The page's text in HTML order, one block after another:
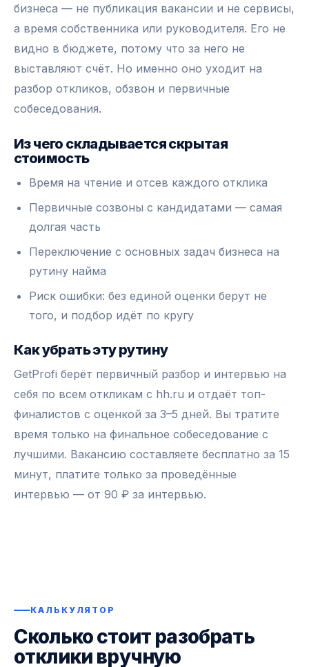
бизнеса — не публикация вакансии и не сервисы,
а время собственника или руководителя. Его не
видно в бюджете, потому что за него не
выставляют счёт. Но именно оно уходит на
разбор откликов, обзвон и первичные
собеседования.
Из чего складывается скрытая
стоимость
Время на чтение и отсев каждого отклика
Первичные созвоны с кандидатами — самая
долгая часть
Переключение с основных задач бизнеса на
рутину найма
Риск ошибки: без единой оценки берут не
того, и подбор идёт по кругу
Как убрать эту рутину
GetProfi берёт первичный разбор и интервью на
себя по всем откликам с hh.ru и отдаёт топ-
финалистов с оценкой за 3–5 дней. Вы тратите
время только на финальное собеседование с
лучшими. Вакансию составляете бесплатно за 15
минут, платите только за проведённые
интервью — от 90 ₽ за интервью.
КАЛЬКУЛЯТОР
Сколько стоит разобрать
отклики вручную